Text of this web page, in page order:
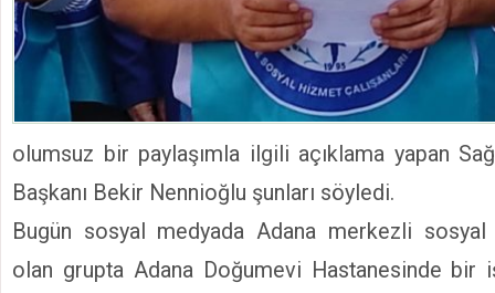
olumsuz bir paylaşımla ilgili açıklama yapan
Başkanı Bekir Nennioğlu şunları söyledi.
Bugün sosyal medyada Adana merkezli sosyal
olan grupta Adana Doğumevi Hastanesinde bir